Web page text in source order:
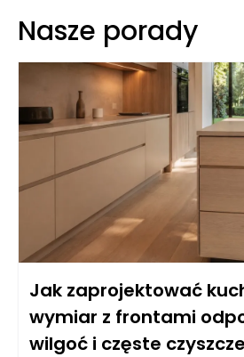
Nasze porady
Jak zaprojektować
wymiar z frontami
wilgoć i częste